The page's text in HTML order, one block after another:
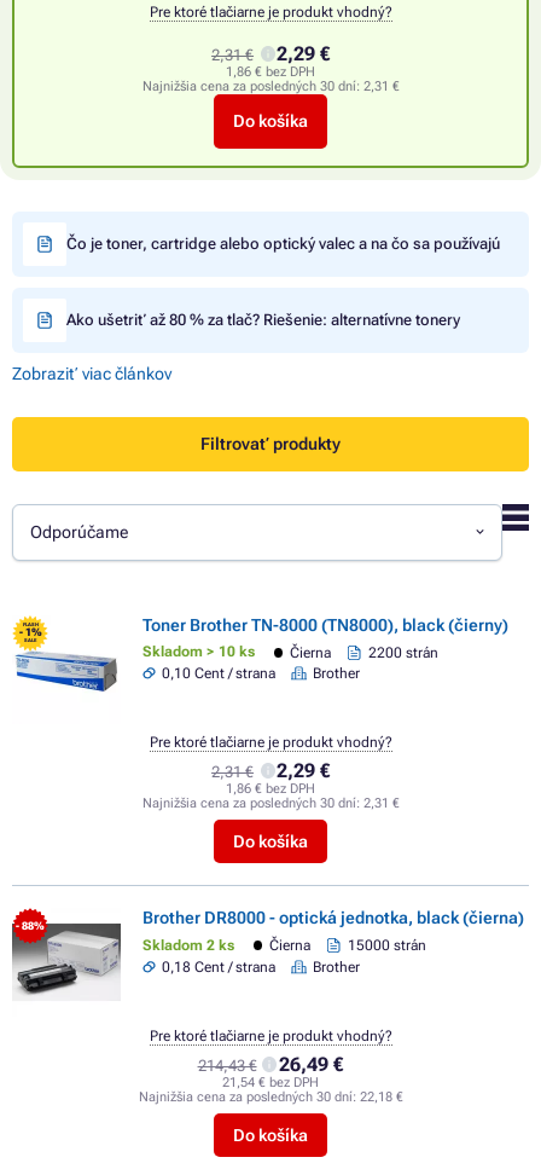
Pre ktoré tlačiarne je produkt vhodný?
2,31 € 2,29 €
1,86 € bez DPH
Najnižšia cena za posledných 30 dní: 2,31 €
Do košíka
Čo je toner, cartridge alebo optický valec a na čo sa používajú
Ako ušetriť až 80 % za tlač? Riešenie: alternatívne tonery
Zobraziť viac článkov
Filtrovať produkty
Odporúčame
FLASH
- 1%
SALE
Toner Brother TN-8000 (TN8000), black (čierny)
Skladom > 10 ks Čierna
2200 strán
0,10 Cent / strana
Brother
2,31 € 2,29 €
1,86 € bez DPH
Najnižšia cena za posledných 30 dní: 2,31 €
Do košíka
Pre ktoré tlačiarne je produkt vhodný?
- 88% Brother DR8000 - optická jednotka, black (čierna)
Skladom 2 ks Čierna
15000 strán
0,18 Cent / strana
Brother
214,43 € 26,49 €
21,54 € bez DPH
Najnižšia cena za posledných 30 dní: 22,18 €
Do košíka
Pre ktoré tlačiarne je produkt vhodný?